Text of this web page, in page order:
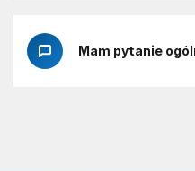
Mam pytanie